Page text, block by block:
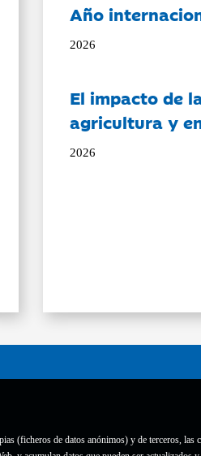
(ficheros de datos anónimos) y de terceros, las
Año
2026
El impacto de
agricultura y
2026